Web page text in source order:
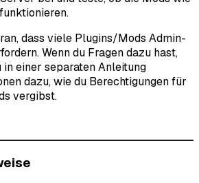
dass viele Plugins/Mods Admin-
Wenn du Fragen dazu hast,
in einer separaten Anleitung
dazu, wie du Berechtigungen für
vergibst.